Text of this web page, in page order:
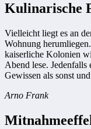
Kulinarische
Vielleicht liegt es an
Wohnung
kaiserliche Kolonien
Abend lese.
Gewissen als sonst
Arno Frank